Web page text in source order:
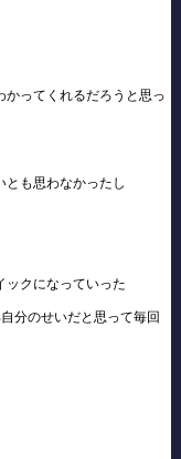
ってくれるだろうと思っ
とも思わなかったし
ックになっていった
分のせいだと思って毎回